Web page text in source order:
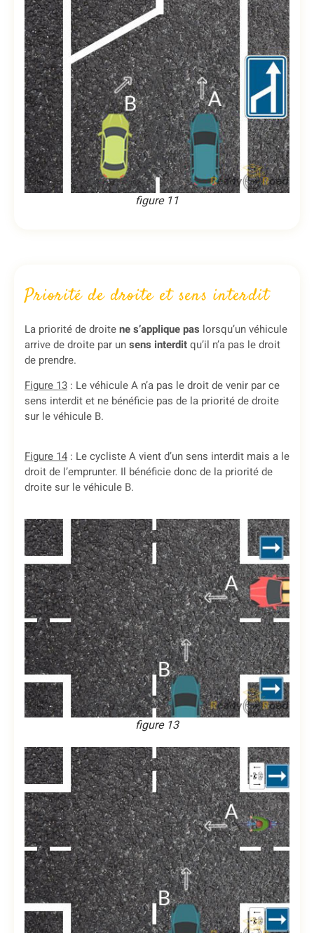
figure 11
Priorité de droite et sens interdit
La priorité de droitene s’applique pas lorsqu’un véhicule
arrive de droite par unsens interditqu’il n’a pas le droit
de prendre.
Figure 13 : Le véhicule A n’a pas le droit de venir par ce
sens interdit et ne bénéficie pas de la priorité de droite
sur le véhicule B.
Figure 14 : Le cycliste A vient d’un sens interdit mais a le
droit de l’emprunter. Il bénéficie donc de la priorité de
droite sur le véhicule B.
figure 13